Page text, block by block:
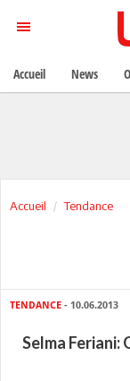
Accueil Tendance
TENDANCE - 10.06.2013
Selma Feriani:
Accueil News